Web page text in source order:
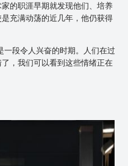
的职涯早期就发现他们、培养
充满动荡的近几年，他仍获得
段令人兴奋的时期。人们在过
，我们可以看到这些情绪正在